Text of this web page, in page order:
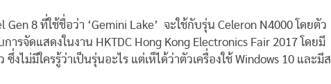
8 ที่ใช้ชื่อว่า ‘Gemini Lake’ จะใช้กับรุ่น Celeron N4000 โดยตัว
รจัดแสดงในงาน HKTDC Hong Kong Electronics Fair 2017 โดยมี
ไม่มีใครรู้ว่าเป็นรุ่นอะไร แต่เห็ได้ว่าตัวเครื่องใช้ Windows 10 และมีส